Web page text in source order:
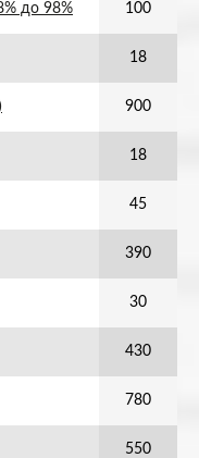
до 98% 100
18
900
18
45
390
30
430
780
550